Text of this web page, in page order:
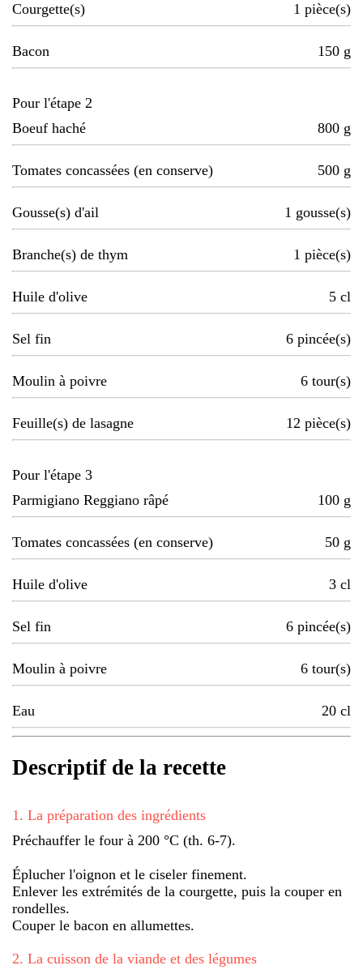
Courgette(s) 1 pièce(s)
Bacon 150 g
Pour l'étape 2
Boeuf haché
800 g
Tomates concassées (en conserve) 500 g
Gousse(s) d'ail 1 gousse(s)
Branche(s) de thym 1 pièce(s)
Huile d'olive 5 cl
Sel fin 6 pincée(s)
Moulin à poivre 6 tour(s)
Feuille(s) de lasagne 12 pièce(s)
Pour l'étape 3
Parmigiano Reggiano râpé
100 g
Tomates concassées (en conserve) 50 g
Huile d'olive 3 cl
Sel fin 6 pincée(s)
Moulin à poivre 6 tour(s)
Eau 20 cl
Descriptif de la recette
1 . La préparation des ingrédients
Préchauffer le four à 200 °C (th. 6-7).
Éplucher l'oignon et le ciseler finement.
Enlever les extrémités de la courgette, puis la couper en
rondelles.
Couper le bacon en allumettes.
2. La cuisson de la viande et des légumes